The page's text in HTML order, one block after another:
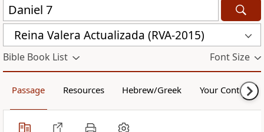
Reina Valera Actualizada (RVA-2015)
Bible Book List Font Size
Passage Resources Hebrew/Greek Your Content